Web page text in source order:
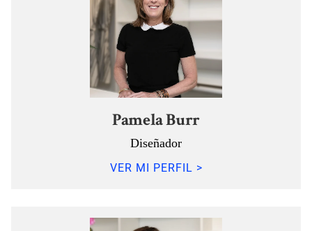
Pamela Burr
Diseñador
VER MI PERFIL >